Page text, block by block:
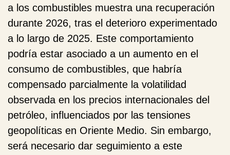
a los combustibles muestra una recuperación
durante 2026, tras el deterioro experimentado
a lo largo de 2025. Este comportamiento
podría estar asociado a un aumento en el
consumo de combustibles, que habría
compensado parcialmente la volatilidad
observada en los precios internacionales del
petróleo, influenciados por las tensiones
geopolíticas en Oriente Medio. Sin embargo,
será necesario dar seguimiento a este